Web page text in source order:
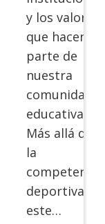
y los valores
que hacen
parte de
nuestra
comunidad
educativa.
Más allá de
la
competencia
deportiva,
este…